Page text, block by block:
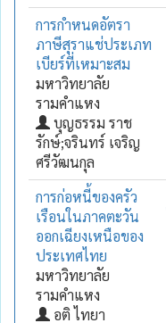
การกำหนดอัตรา
ภาษีสุราแช่ประเภท
เบียร์ที่เหมาะสม
มหาวิทยาลัย
รามคำแหง
บุญธรรม ราช
รักษ์;จรินทร์ เจริญ
ศรีวัฒนกุล
การก่อหนี้ของครัว
เรือนในภาคตะวัน
ออกเฉียงเหนือของ
ประเทศไทย
มหาวิทยาลัย
รามคำแหง
อติ ไทยา